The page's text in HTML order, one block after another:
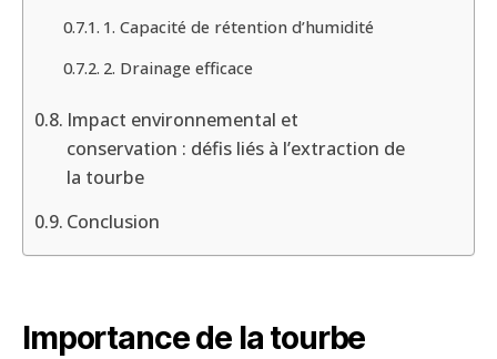
1. Capacité de rétention d’humidité
2. Drainage efficace
Impact environnemental et
conservation : défis liés à l’extraction de
la tourbe
Conclusion
Importance de la tourbe